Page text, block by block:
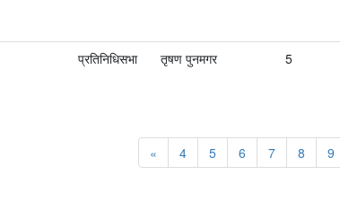
प्रतिनिधिसभा तृषण पुनमगर 5
« 4 5 6 7 8 9